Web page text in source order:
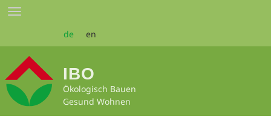
Zum
Seiteninhalt
Toggle
de en
IBO
Ökologisch Bauen
Gesund Wohnen